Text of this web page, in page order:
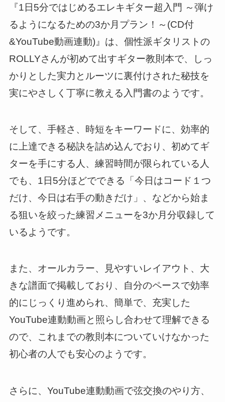
『1日5分ではじめるエレキギター超入門 ～弾け
るようになるための3か月プラン！～(CD付
&YouTube動画連動)』は、個性派ギタリストの
ROLLYさんが初めて出すギター教則本で、しっ
かりとした実力とルーツに裏付けされた秘技を
実にやさしく丁寧に教える入門書のようです。
そして、手軽さ、時短をキーワードに、効率的
に上達できる秘訣を詰め込んでおり、初めてギ
ターを手にする人、練習時間が限られている人
でも、1日5分ほどでできる「今日はコード１つ
だけ、今日は右手の動きだけ」、などから始ま
る狙いを絞った練習メニューを3か月分収録して
いるようです。
また、オールカラー、見やすいレイアウト、大
きな譜面で掲載しており、自分のペースで効率
的にじっくり進められ、簡単で、充実した
YouTube連動動画と照らし合わせて理解できる
ので、これまでの教則本についていけなかった
初心者の人でも安心のようです。
さらに、YouTube連動動画で弦交換のやり方、